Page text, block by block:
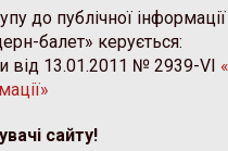
до публічної
балет» керується:
від 13.01.2011 № 2939-VІ
сайту!